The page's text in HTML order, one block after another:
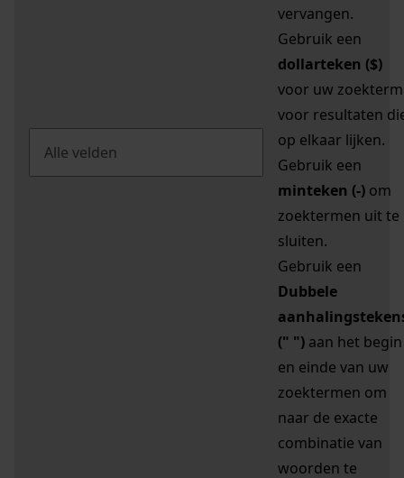
vervangen.
Gebruik een
dollarteken ($)
voor uw zoekterm
voor resultaten
op elkaar lijken.
Gebruik een
minteken (-) om
zoektermen uit te
sluiten.
Gebruik een
Dubbele
(" ") aan het begin
en einde van uw
zoektermen om
naar de exacte
combinatie van
woorden te